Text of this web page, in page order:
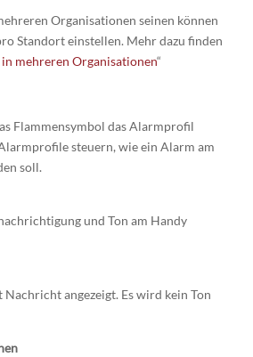
Organisationen seinen können
Standort einstellen. Mehr dazu finden
mehreren Organisationen“
Flammensymbol das Alarmprofil
steuern, wie ein Alarm am
soll.
und Ton am Handy
angezeigt. Es wird kein Ton